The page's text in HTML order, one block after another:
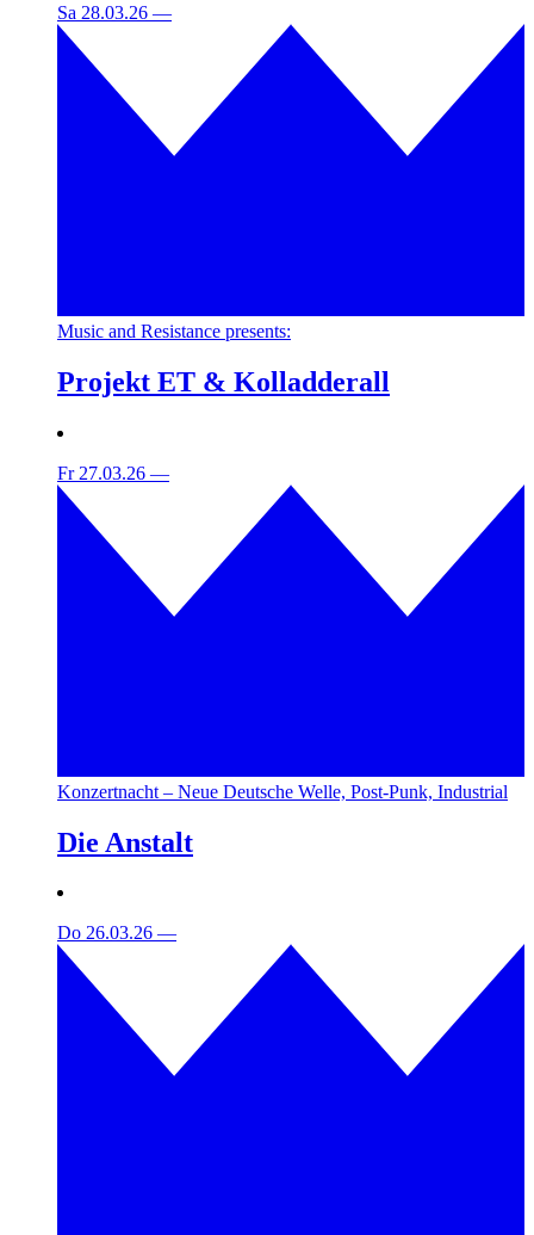
Sa 28.03.26 —
Music and Resistance presents:
Projekt ET & Kolladderall
Fr 27.03.26 —
Konzertnacht – Neue Deutsche Welle, Post-Punk, Industrial
Die Anstalt
Do 26.03.26 —